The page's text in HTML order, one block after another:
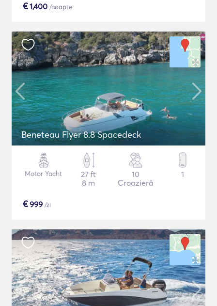
€1,400 /noapte
Beneteau Flyer 8.8 Spacedeck
Motor Yacht
27 ft
8 m
10
Croazieră
1
€999 /zi